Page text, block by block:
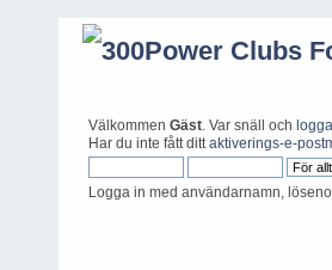
Välkommen Gäst . Var snäll och
Har du inte fått ditt aktiverings-e-
Logga in med användarnamn,